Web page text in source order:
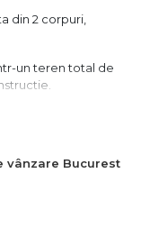
vânzare Bucuresti
din 2 corpuri,
un teren total de
de depozitare